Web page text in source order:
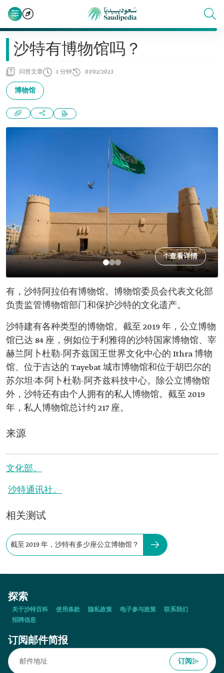
沙特有博物馆吗？
问答文章 1 分钟 07/02/2023
博物馆
查看详情
有，沙特阿拉伯有博物馆。博物馆委员会代表文化部
负责监管博物馆部门和保护沙特的文化遗产。
沙特建有各种类型的博物馆。截至 2019 年，公立博物
馆已达 84 座，例如位于利雅得的沙特国家博物馆、宰
赫兰阿卜杜勒-阿齐兹国王世界文化中心的 Ithra 博物
馆、位于吉达的 Tayebat 城市博物馆和位于胡巴尔的
苏尔坦·本·阿卜杜勒-阿齐兹科技中心。除公立博物馆
外，沙特还有由个人拥有的私人博物馆。截至 2019
年，私人博物馆总计约 217 座。
来源
文化部。
沙特通讯社。
相关测试
截至 2019 年，沙特有多少座公立博物馆？
探索
关于沙特百科 使用条款 隐私政策 电子参与政策
联系我们
招聘信息
订阅邮件简报
订阅